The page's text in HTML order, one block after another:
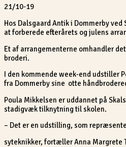
21/10-19
Hos Dalsgaard Antik i Dommerby
at forberede efterårets og julens
Et af arrangementerne omhandler
broderi.
I den kommende week-end udstiller
fra Dommerby sine otte
Poula Mikkelsen er uddannet på
stadigvæk tilknytning til skolen.
– Det er en udstilling, som
syteknikker, fortæller Anna Margrete